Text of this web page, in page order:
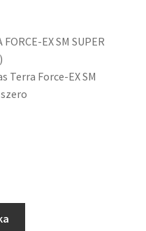
EX SM SUPER
Terra Force-EX SM